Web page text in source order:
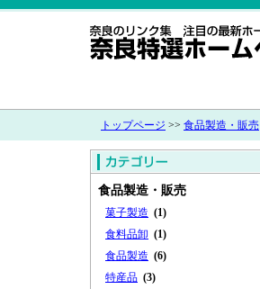
トップページ >> 食品製造・販売
食品製造・販売
菓子製造 (1)
食料品卸 (1)
食品製造 (6)
特産品 (3)